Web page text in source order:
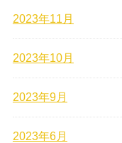
2023年11月
2023年10月
2023年9月
2023年6月